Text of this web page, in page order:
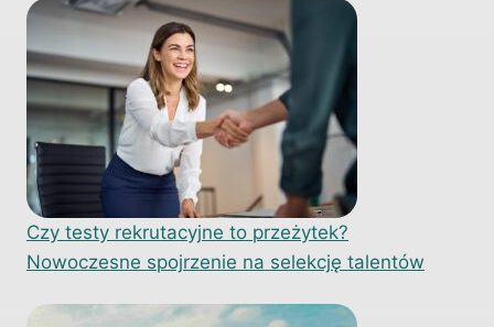
Czy testy rekrutacyjne to przeżytek?
Nowoczesne spojrzenie na selekcję talentów